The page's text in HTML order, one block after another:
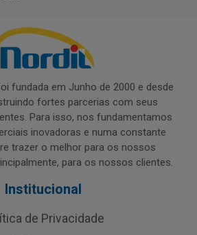
fundada em Junho de 2000 e desde
fortes parcerias com seus
Para isso, nos fundamentamos
inovadoras e numa constante
trazer o melhor para os nossos
para os nossos clientes.
Institucional
de Privacidade